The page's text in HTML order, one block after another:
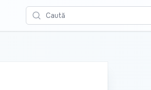
Caută